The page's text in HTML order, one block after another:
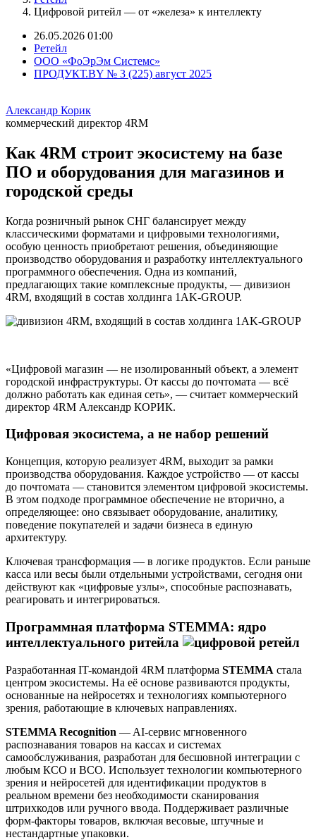
Цифровой ритейл — от «железа» к интеллекту
26.05.2026 01:00
Ретейл
ООО «ФоЭрЭм Системс»
ПРОДУКТ.BY № 3 (225) август 2025
Александр Корик
коммерческий директор 4RM
Как 4RM строит экосистему на базе
ПО и оборудования для магазинов и
городской среды
Когда розничный рынок СНГ балансирует между
классическими форматами и цифровыми технологиями,
особую ценность приобретают решения, объединяющие
производство оборудования и разработку интеллектуального
программного обеспечения. Одна из компаний,
предлагающих такие комплексные продукты, — дивизион
4RM, входящий в состав холдинга 1AK-GROUP.
«Цифровой магазин — не изолированный объект, а элемент
городской инфраструктуры. От кассы до почтомата — всё
должно работать как единая сеть», — считает коммерческий
директор 4RM Александр КОРИК.
Цифровая экосистема, а не набор решений
Концепция, которую реализует 4RM, выходит за рамки
производства оборудования. Каждое устройство — от кассы
до почтомата — становится элементом цифровой экосистемы.
В этом подходе программное обеспечение не вторично, а
определяющее: оно связывает оборудование, аналитику,
поведение покупателей и задачи бизнеса в единую
архитектуру.
Ключевая трансформация — в логике продуктов. Если раньше
касса или весы были отдельными устройствами, сегодня они
действуют как «цифровые узлы», способные распознавать,
реагировать и интегрироваться.
Программная платформа STEMMA: ядро
интеллектуального ритейла
Разработанная IT-командой 4RM платформа STEMMA стала
центром экосистемы. На её основе развиваются продукты,
основанные на нейросетях и технологиях компьютерного
зрения, работающие в ключевых направлениях.
STEMMA Recognition — AI-сервис мгновенного
распознавания товаров на кассах и системах
самообслуживания, разработан для бесшовной интеграции с
любым КСО и ВСО. Использует технологии компьютерного
зрения и нейросетей для идентификации продуктов в
реальном времени без необходимости сканирования
штрихкодов или ручного ввода. Поддерживает различные
форм-факторы товаров, включая весовые, штучные и
нестандартные упаковки.